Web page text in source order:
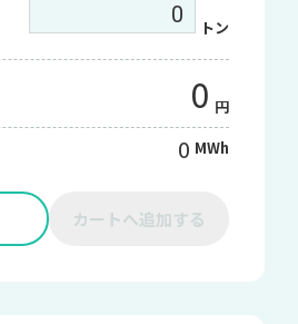
トン
0 円
0 MWh
カートへ追加する